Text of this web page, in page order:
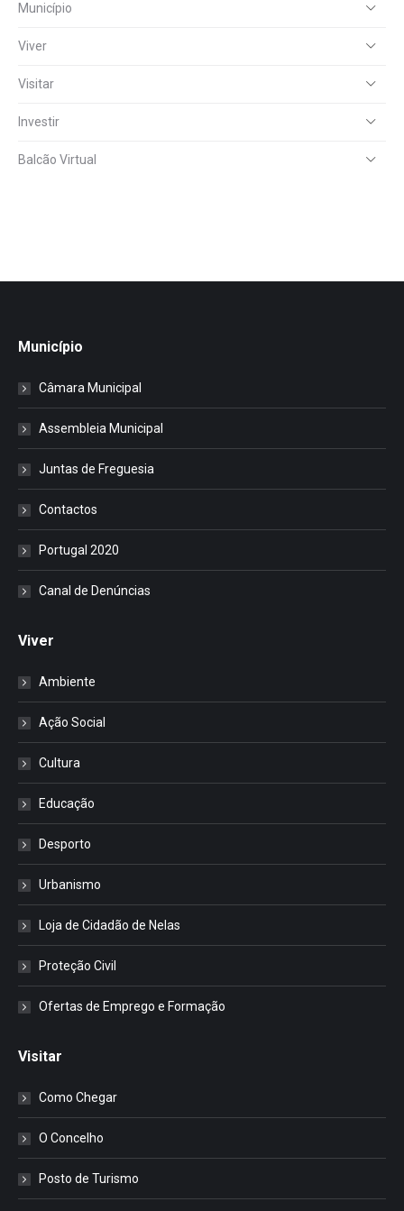
Município
Viver
Visitar
Investir
Balcão Virtual
Município
Câmara Municipal
Assembleia Municipal
Juntas de Freguesia
Contactos
Portugal 2020
Canal de Denúncias
Viver
Ambiente
Ação Social
Cultura
Educação
Desporto
Urbanismo
Loja de Cidadão de Nelas
Proteção Civil
Ofertas de Emprego e Formação
Visitar
Como Chegar
O Concelho
Posto de Turismo